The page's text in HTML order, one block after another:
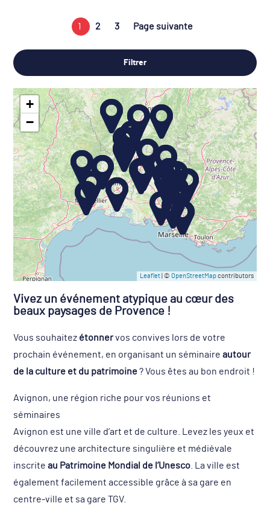
1 2 3 Page suivante
Filtrer
+
−
Leaflet| © OpenStreetMapcontributors
Vivez un événement atypique au cœur des
beaux paysages de Provence !
Vous souhaitez étonnervos convives lors de votre
prochain événement, en organisant un séminaireautour
de la culture et du patrimoine? Vous êtes au bon endroit !
Avignon, une région riche pour vos réunions et
séminaires
Avignon est une ville d’art et de culture. Levez les yeux et
découvrez une architecture singulière et médiévale
inscriteau Patrimoine Mondial de l’Unesco . La ville est
également facilement accessible grâce à sa gare en
centre-ville et sa gare TGV.